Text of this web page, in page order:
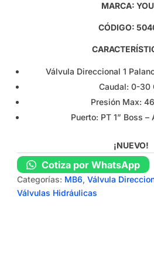
MARCA:
CÓDIGO:
Válvula Direccional 1
Caudal: 0-30
Presión Max:
Puerto: PT 1” Boss –
¡NUEVO!
Cotiza por WhatsApp
Categorías: MB6,Válvula
Válvulas Hidráulicas